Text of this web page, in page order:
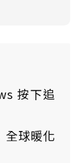
按下追
全球暖化